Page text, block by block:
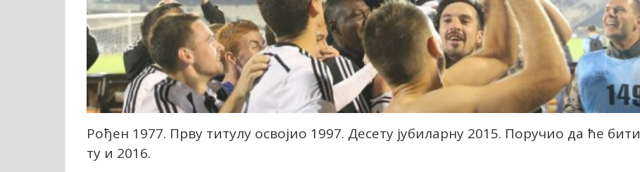
Рођен 1977. Прву титулу освојио 1997. Десету јубиларну 2015. Поручио да ће бити
ту и 2016.